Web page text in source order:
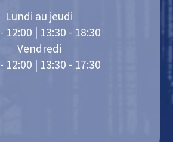
Lundi au jeudi
12:00 | 13:30 - 18:30
Vendredi
12:00 | 13:30 - 17:30